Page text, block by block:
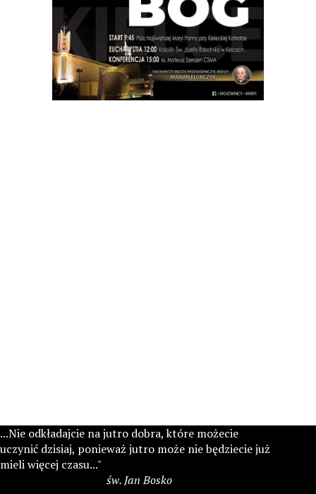
...Nie odkładajcie na jutro dobra, które możecie
uczynić dzisiaj, ponieważ jutro może nie będziecie już
mieli więcej czasu..."
św. Jan Bosko